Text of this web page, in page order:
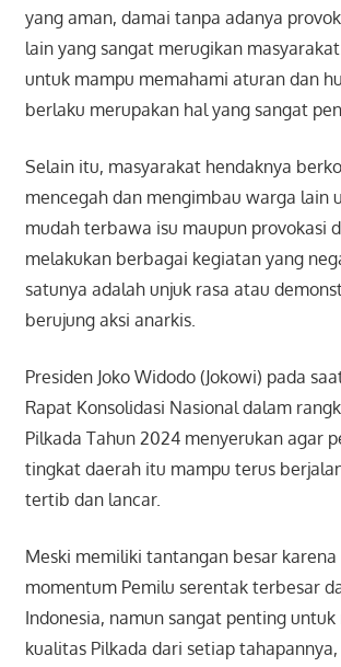
yang aman, damai tanpa adanya
lain yang sangat merugikan
untuk mampu memahami aturan dan
berlaku merupakan hal yang sangat
Selain itu, masyarakat hendaknya
mencegah dan mengimbau warga lain
mudah terbawa isu maupun provokasi
melakukan berbagai kegiatan yang
satunya adalah unjuk rasa atau
berujung aksi anarkis.
Presiden Joko Widodo (Jokowi) pada
Rapat Konsolidasi Nasional dalam
Pilkada Tahun 2024 menyerukan agar
tingkat daerah itu mampu terus
tertib dan lancar.
Meski memiliki tantangan besar karena
momentum Pemilu serentak terbesar
Indonesia, namun sangat penting untuk
kualitas Pilkada dari setiap